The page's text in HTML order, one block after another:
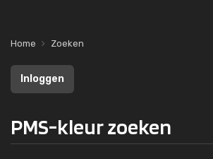
Home Zoeken
Inloggen
PMS-kleur zoeken